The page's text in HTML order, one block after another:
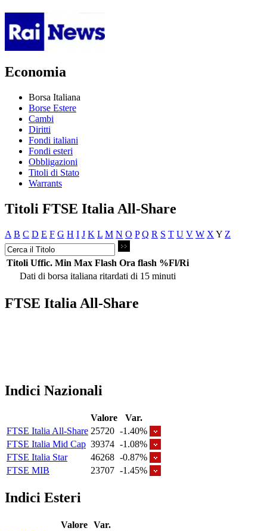
Economia
Borsa Italiana
Borse Estere
Cambi
Diritti
Fondi italiani
Fondi esteri
Obbligazioni
Titoli di Stato
Warrants
Titoli FTSE Italia All-Share
A B C D E F G H I J K L M N O P Q R S T U V W X Y Z
Titoli Uffic. Min Max Flash Ora flash %Fl/Ri
Dati di borsa italiana ritardati di 15 minuti
FTSE Italia All-Share
Indici Nazionali
Valore
Var.
FTSE Italia All-Share 25720 -1.40%
FTSE Italia Mid Cap 39374 -1.08%
FTSE Italia Star
46268 -0.87%
FTSE MIB
23707 -1.45%
Indici Esteri
Valore Var.